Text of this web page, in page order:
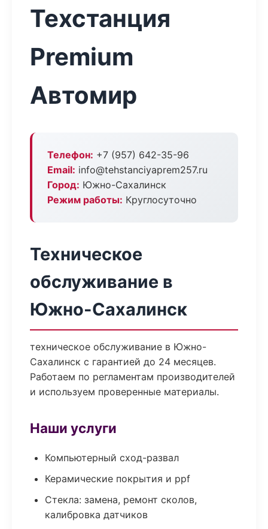
Техстанция
Premium
Автомир
Телефон: +7 (957) 642-35-96
Email: info@tehstanciyaprem257.ru
Город: Южно-Сахалинск
Режим работы: Круглосуточно
Техническое
обслуживание в
Южно-Сахалинск
техническое обслуживание в Южно-
Сахалинск с гарантией до 24 месяцев.
Работаем по регламентам производителей
и используем проверенные материалы.
Наши услуги
Компьютерный сход-развал
Керамические покрытия и ppf
Стекла: замена, ремонт сколов,
калибровка датчиков